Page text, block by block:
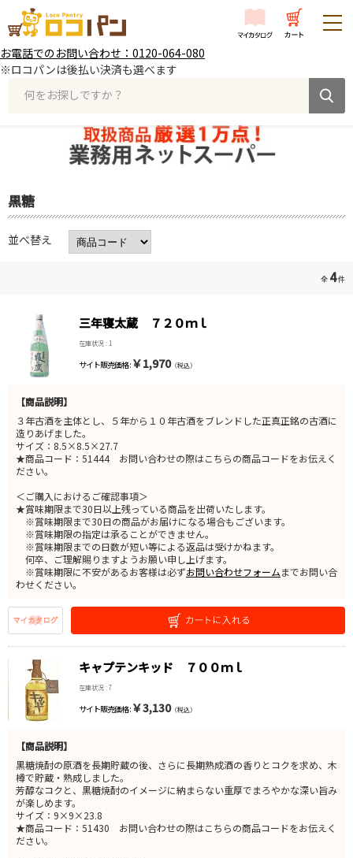
お電話でのお問い合わせ：0120-064-080
※ロコパンは後払い決済も選べます
何をお探しですか？
黒糖
並べ替え
全 4件
三年寝太蔵 ７２０ｍｌ
在庫状況 : 1
サイト販売価格 : ￥1,970（税込）
【商品説明】
３年古酒を主体とし、５年から１０年古酒をブレンドした正真正銘の古酒に
造りあげました。
サイズ：8.5×8.5×27.7
★商品コード：51444 お問い合わせの際はこちらの商品コードをお伝えく
ださい。
＜ご購入におけるご確認事項＞
★賞味期限まで30日以上残っている商品を出荷いたします。
※賞味期限まで30日の商品がお届けになる場合もございます。
※賞味期限の指定は承ることができません。
※賞味期限までの日数が短い等による返品は受けかねます。
何卒、ご理解賜りますようお願い申し上げます。
※賞味期限に不安があるお客様は必ずお問い合わせフォームまでお問い合
わせください。
キャプテンキッド ７００ｍｌ
在庫状況 : 7
サイト販売価格 : ￥3,130（税込）
【商品説明】
黒糖焼酎の原酒を長期貯蔵の後、さらに長期熟成酒の香りとコクを求め、木
樽で貯蔵・熟成しました。
芳醇なコクと、黒糖焼酎のイメージに納まらない重厚でまろやかな深い旨み
が楽しめます。
サイズ：9×9×23.8
★商品コード：51430 お問い合わせの際はこちらの商品コードをお伝えく
ださい。